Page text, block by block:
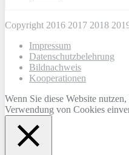
Copyright 2016 2017 2018
Impressum
Datenschutzbelehrung
Bildnachweis
Kooperationen
Wenn Sie diese Website
Verwendung von Cookies